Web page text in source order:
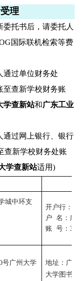
理
委托书后，请委托人
国际联机检索等费
通过单位财务处
至查新学校财务账
学查新站和广东工业
通过网上银行、银行
查新学校财务处账
学查新站适用)
城中环支
开户行：中
户 名：广
账 号：
号广州大学
地址：广州
大学图书馆